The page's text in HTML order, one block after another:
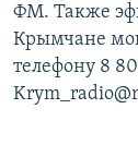
ФМ. Также
Крымчане
телефону 8